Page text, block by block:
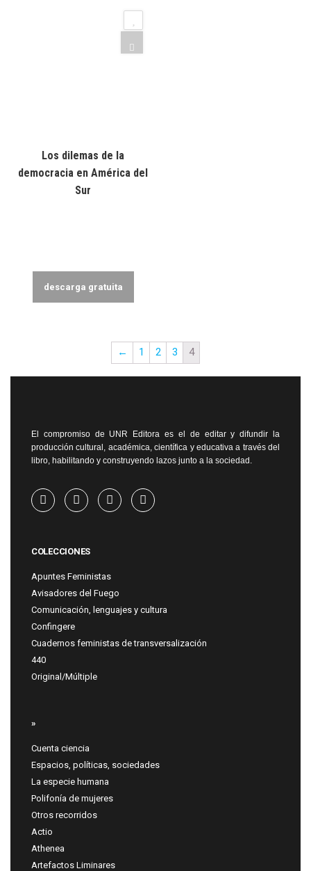
Los dilemas de la
democracia en América del
Sur
descarga gratuita
← 1 2 3 4
El compromiso de UNR Editora es el de editar y difundir la
producción cultural, académica, científica y educativa a través del
libro, habilitando y construyendo lazos junto a la sociedad.
COLECCIONES
Apuntes Feministas
Avisadores del Fuego
Comunicación, lenguajes y cultura
Confingere
Cuadernos feministas de transversalización
440
Original/Múltiple
»
Cuenta ciencia
Espacios, políticas, sociedades
La especie humana
Polifonía de mujeres
Otros recorridos
Actio
Athenea
Artefactos Liminares